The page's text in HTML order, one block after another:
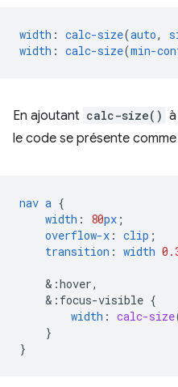
width : calc-size(auto,
width : calc-size(min-
En ajoutant calc-size()
le code se présente
nav a {
width : 80px ;
overflow-x : clip ;
transition : width
& :hover,
& :focus-visible {
width : calc-size
}
}